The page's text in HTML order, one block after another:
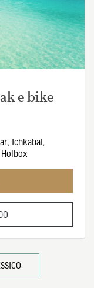
e bike
, Ichkabal,